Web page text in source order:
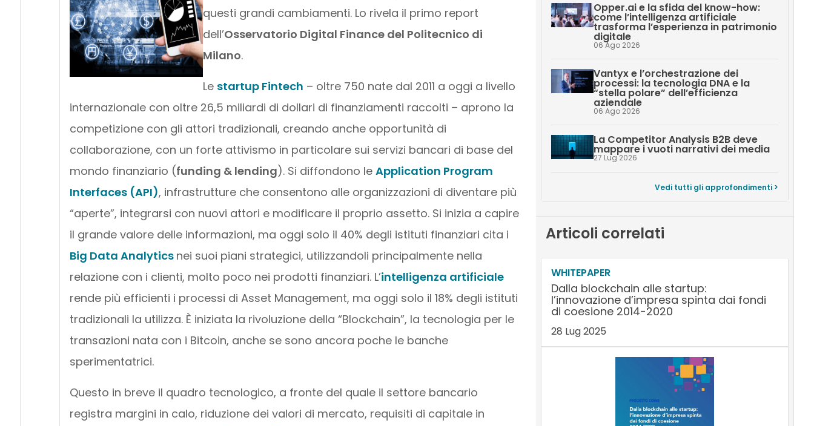
questi grandi cambiamenti. Lo rivela il primo report
dell’Osservatorio Digital Finance del Politecnico di
Milano.
Le startup Fintech – oltre 750 nate dal 2011 a oggi a livello
internazionale con oltre 26,5 miliardi di dollari di finanziamenti raccolti – aprono la
competizione con gli attori tradizionali, creando anche opportunità di
collaborazione, con un forte attivismo in particolare sui servizi bancari di base del
mondo finanziario (funding & lending). Si diffondono le Application Program
Interfaces (API), infrastrutture che consentono alle organizzazioni di diventare più
“aperte”, integrarsi con nuovi attori e modificare il proprio assetto. Si inizia a capire
il grande valore delle informazioni, ma oggi solo il 40% degli istituti finanziari cita i
Big Data Analytics nei suoi piani strategici, utilizzandoli principalmente nella
relazione con i clienti, molto poco nei prodotti finanziari. L’intelligenza artificiale
rende più efficienti i processi di Asset Management, ma oggi solo il 18% degli istituti
tradizionali la utilizza. È iniziata la rivoluzione della “Blockchain”, la tecnologia per le
transazioni nata con i Bitcoin, anche se sono ancora poche le banche
sperimentatrici.
Questo in breve il quadro tecnologico, a fronte del quale il settore bancario
registra margini in calo, riduzione dei valori di mercato, requisiti di capitale in
Opper.ai e la sfida del know-how:
come l’intelligenza artificiale
trasforma l’esperienza in patrimonio
digitale
06 Ago 2026
Vantyx e l’orchestrazione dei
processi: la tecnologia DNA e la
“stella polare” dell’efficienza
aziendale
06 Ago 2026
La Competitor Analysis B2B deve
mappare i vuoti narrativi dei media
27 Lug 2026
Vedi tutti gli approfondimenti >
Articoli correlati
WHITEPAPER
Dalla blockchain alle startup:
l’innovazione d’impresa spinta dai fondi
di coesione 2014-2020
28 Lug 2025